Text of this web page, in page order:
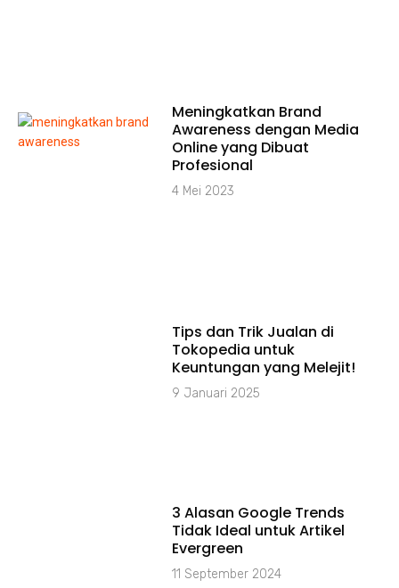
Meningkatkan Brand
Awareness dengan Media
Online yang Dibuat
Profesional
4 Mei 2023
Tips dan Trik Jualan di
Tokopedia untuk
Keuntungan yang Melejit!
9 Januari 2025
3 Alasan Google Trends
Tidak Ideal untuk Artikel
Evergreen
11 September 2024